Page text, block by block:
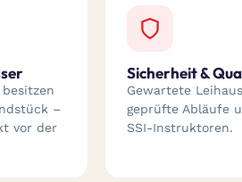
besitzen
–
vor der
Sicherheit &
Gewartete
geprüfte Abläufe
SSI-Instruktoren.